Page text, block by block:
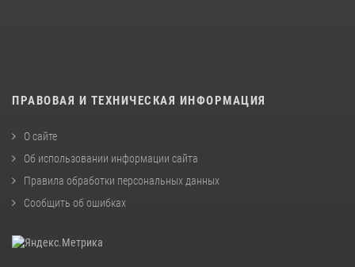
ПРАВОВАЯ И ТЕХНИЧЕСКАЯ ИНФОРМАЦИЯ
О сайте
Об использовании информации сайта
Правила обработки персональных данных
Сообщить об ошибках